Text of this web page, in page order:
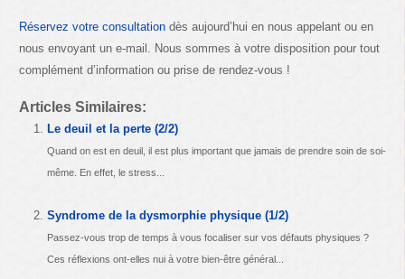
Réservez votre consultation dès aujourd’hui en nous appelant ou en
nous envoyant un e-mail. Nous sommes à votre disposition pour tout
complément d’information ou prise de rendez-vous !
Articles Similaires:
Le deuil et la perte (2/2)
Quand on est en deuil, il est plus important que jamais de prendre soin de soi-
même. En effet, le stress...
Syndrome de la dysmorphie physique (1/2)
Passez-vous trop de temps à vous focaliser sur vos défauts physiques ?
Ces réflexions ont-elles nui à votre bien-être général...